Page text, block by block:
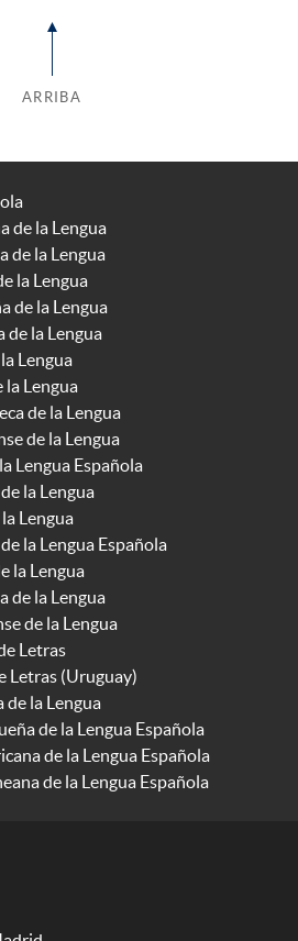
ARRIBA
de la Lengua
de la Lengua
la Lengua
de la Lengua
de la Lengua
Lengua
la Lengua
de la Lengua
de la Lengua
Lengua Española
la Lengua
Lengua
la Lengua Española
la Lengua
de la Lengua
de la Lengua
Letras
Letras (Uruguay)
la Lengua
de la Lengua Española
de la Lengua Española
de la Lengua Española